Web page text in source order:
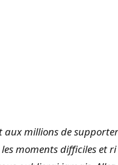
millions de
moments difficiles et